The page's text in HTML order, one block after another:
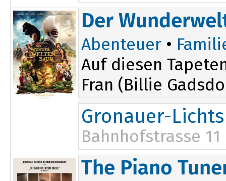
Der
Abenteuer •
Auf diesen
Fran (Billie
Gronauer-
Bahnhofstrasse 11
The Piano